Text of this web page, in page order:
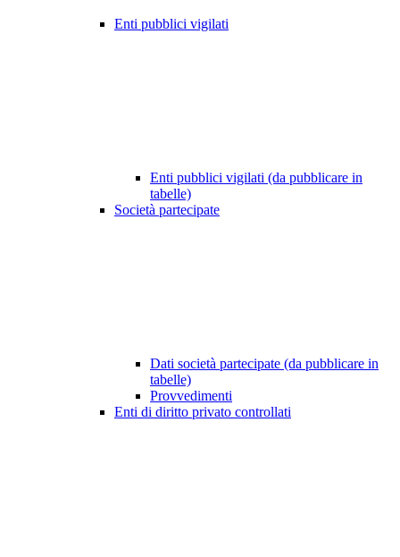
Enti pubblici vigilati
Enti pubblici vigilati (da pubblicare in
tabelle)
Società partecipate
Dati società partecipate (da pubblicare in
tabelle)
Provvedimenti
Enti di diritto privato controllati